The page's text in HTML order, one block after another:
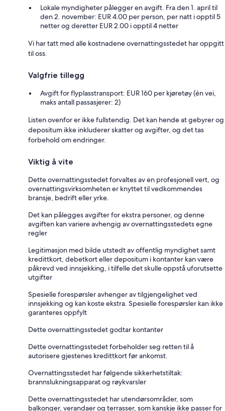
Lokale myndigheter pålegger en avgift. Fra den 1. april til
den 2. november: EUR 4.00 per person, per natt i opptil 5
netter og deretter EUR 2.00 i opptil 4 netter
Vi har tatt med alle kostnadene overnattingsstedet har oppgitt
til oss.
Valgfrie tillegg
Avgift for flyplasstransport: EUR 160 per kjøretøy (én vei,
maks antall passasjerer: 2)
Listen ovenfor er ikke fullstendig. Det kan hende at gebyrer og
depositum ikke inkluderer skatter og avgifter, og det tas
forbehold om endringer.
Viktig å vite
Dette overnattingsstedet forvaltes av en profesjonell vert, og
overnattingsvirksomheten er knyttet til vedkommendes
bransje, bedrift eller yrke.
Det kan pålegges avgifter for ekstra personer, og denne
avgiften kan variere avhengig av overnattingsstedets egne
regler
Legitimasjon med bilde utstedt av offentlig myndighet samt
kredittkort, debetkort eller depositum i kontanter kan være
påkrevd ved innsjekking, i tilfelle det skulle oppstå uforutsette
utgifter
Spesielle forespørsler avhenger av tilgjengelighet ved
innsjekking og kan koste ekstra. Spesielle forespørsler kan ikke
garanteres oppfylt
Dette overnattingsstedet godtar kontanter
Dette overnattingsstedet forbeholder seg retten til å
autorisere gjestenes kredittkort før ankomst.
Overnattingsstedet har følgende sikkerhetstiltak:
brannslukningsapparat og røykvarsler
Dette overnattingsstedet har utendørsområder, som
balkonger, verandaer og terrasser, som kanskje ikke passer for